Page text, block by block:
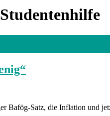
Bafög-Satz, die Inflation und